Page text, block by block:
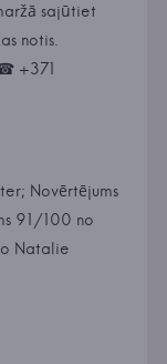
sajūtiet
notis.
+371
Novērtējums
91/100 no
Natalie